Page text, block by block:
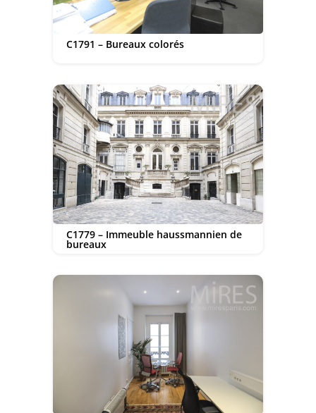
C1791 – Bureaux colorés
C1779 – Immeuble haussmannien de
bureaux